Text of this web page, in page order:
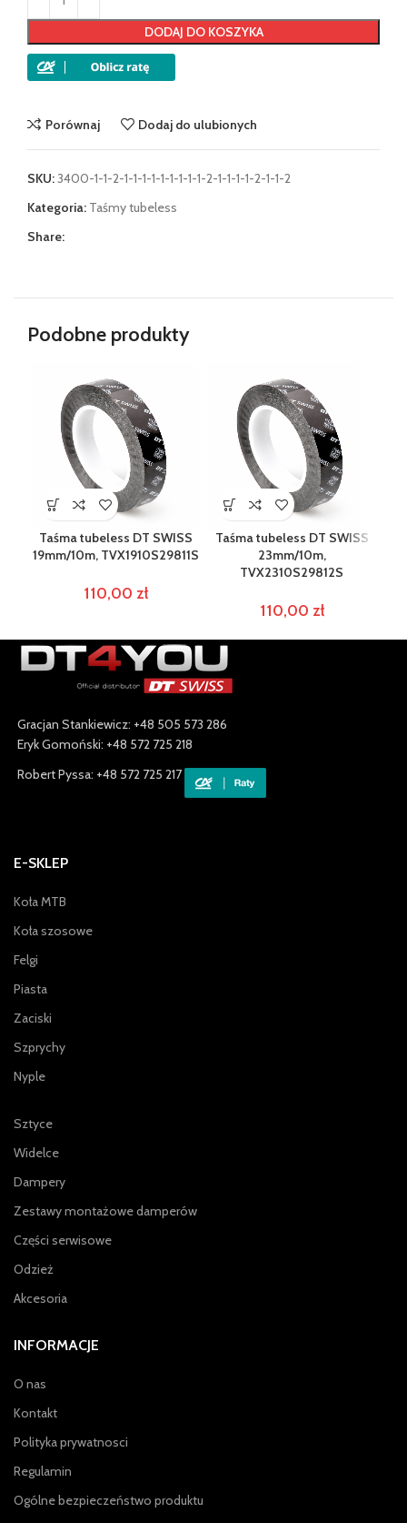
DODAJ DO KOSZYKA
Porównaj Dodaj do ulubionych
SKU:3400-1-1-2-1-1-1-1-1-1-1-1-1-2-1-1-1-1-2-1-1-2
Kategoria: Taśmy tubeless
Share:
Podobne produkty
Taśma tubeless DT SWISS
19mm/10m, TVX1910S29811S
110,00 zł
Taśma tubeless DT SWISS
23mm/10m,
TVX2310S29812S
110,00 zł
Gracjan Stankiewicz: +48 505 573 286
Eryk Gomoński: +48 572 725 218
Robert Pyssa: +48 572 725 217
E-SKLEP
Koła MTB
Koła szosowe
Felgi
Piasta
Zaciski
Szprychy
Nyple
Sztyce
Widelce
Dampery
Zestawy montażowe damperów
Części serwisowe
Odzież
Akcesoria
INFORMACJE
O nas
Kontakt
Polityka prywatnosci
Regulamin
Ogólne bezpieczeństwo produktu